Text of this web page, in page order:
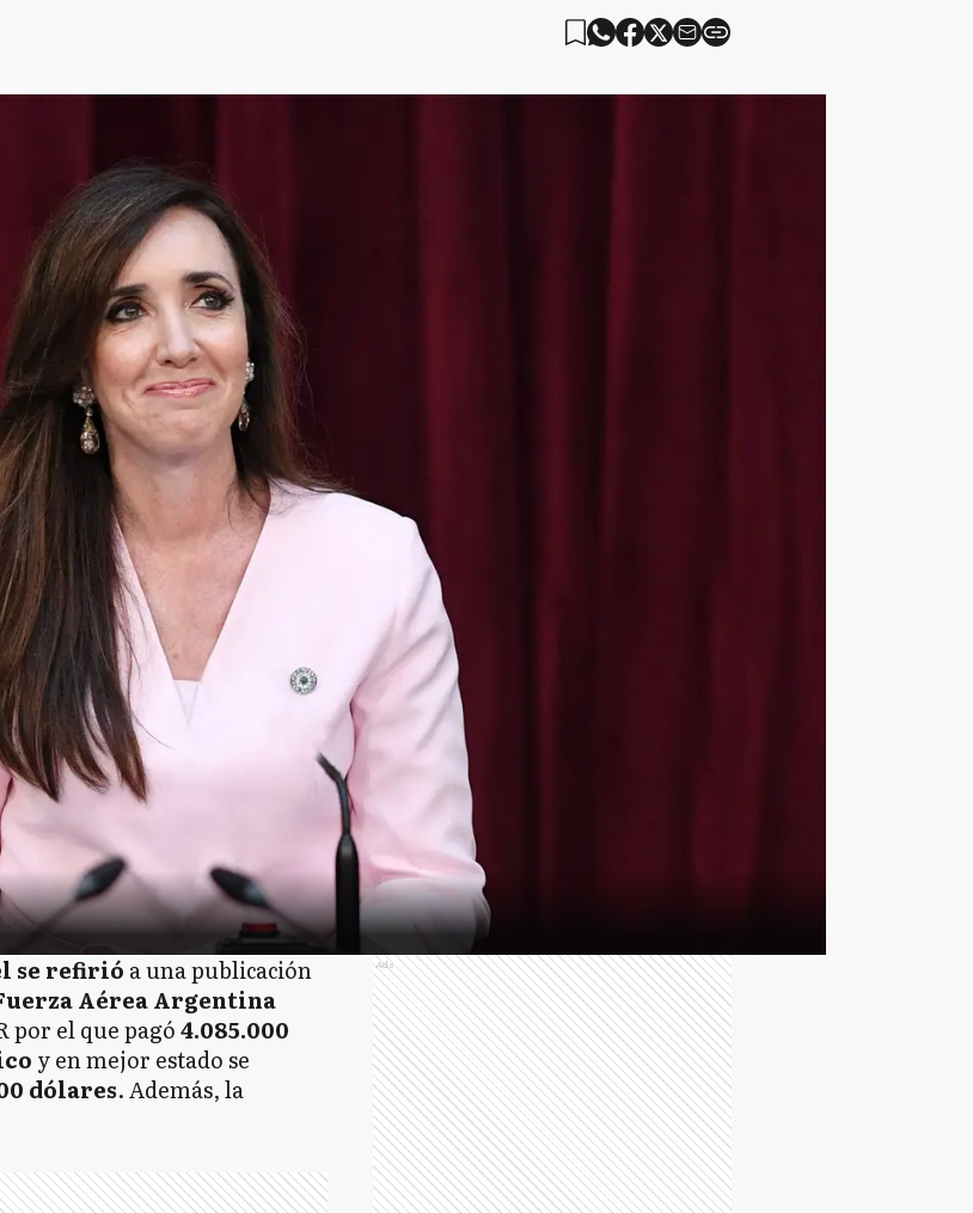
se refirió a una publicación
Aérea Argentina
por el que pagó4.085.000
y en mejor estado se
dólares. Además, la
Ads